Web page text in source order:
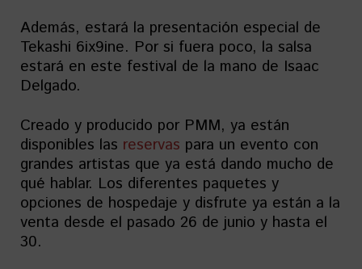
Además, estará la presentación especial de
Tekashi 6ix9ine. Por si fuera poco, la salsa
estará en este festival de la mano de Isaac
Delgado.
Creado y producido por PMM, ya están
disponibles las reservas para un evento con
grandes artistas que ya está dando mucho de
qué hablar. Los diferentes paquetes y
opciones de hospedaje y disfrute ya están a la
venta desde el pasado 26 de junio y hasta el
30.